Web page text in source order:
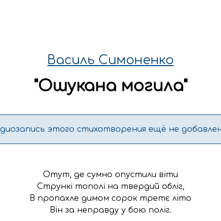
Василь Симоненко
"Ошукана могила"
этого стихотворения ещё не
Отут, де сумно опустили віти
Стрункі тополі на твердий обліг,
В пропахле димом сорок третє літо
Він за неправду у бою поліг.